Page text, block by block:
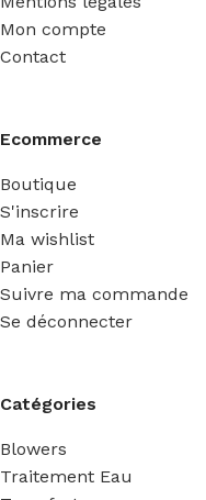
Mon compte
Contact
Ecommerce
Boutique
S'inscrire
Ma wishlist
Panier
Suivre ma commande
Se déconnecter
Catégories
Blowers
Traitement Eau